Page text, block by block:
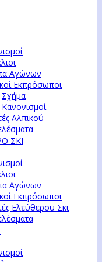
Αγώνων
Εκπρόσωποι
Σχήμα
Κανονισμοί
Αλπικού
ΣΚΙ
Αγώνων
Εκπρόσωποι
Ελεύθερου Σκι